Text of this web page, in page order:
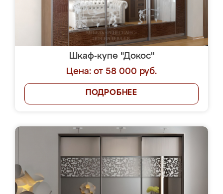
Шкаф-купе "Докос"
Цена: от 58 000 руб.
ПОДРОБНЕЕ